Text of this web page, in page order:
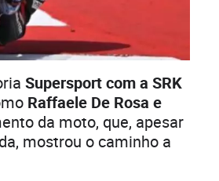
Supersport com a SRK
Raffaele De Rosa e
da moto, que, apesar
mostrou o caminho a